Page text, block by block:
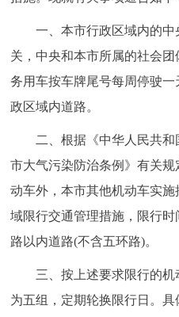
12345网上接诉即办
参与调查 在线
走进北京
北京概况 十六
多语种
DEUTSCH
一、本市行政区域内的中
关，中央和本市所属的社会
务用车按车牌尾号每周停驶
政区域内道路。
二、根据《中华人民共和
市大气污染防治条例》有关
动车外，本市其他机动车实
域限行交通管理措施，限行
路以内道路(不含五环路)。
三、按上述要求限行的机
为五组，定期轮换限行日。具